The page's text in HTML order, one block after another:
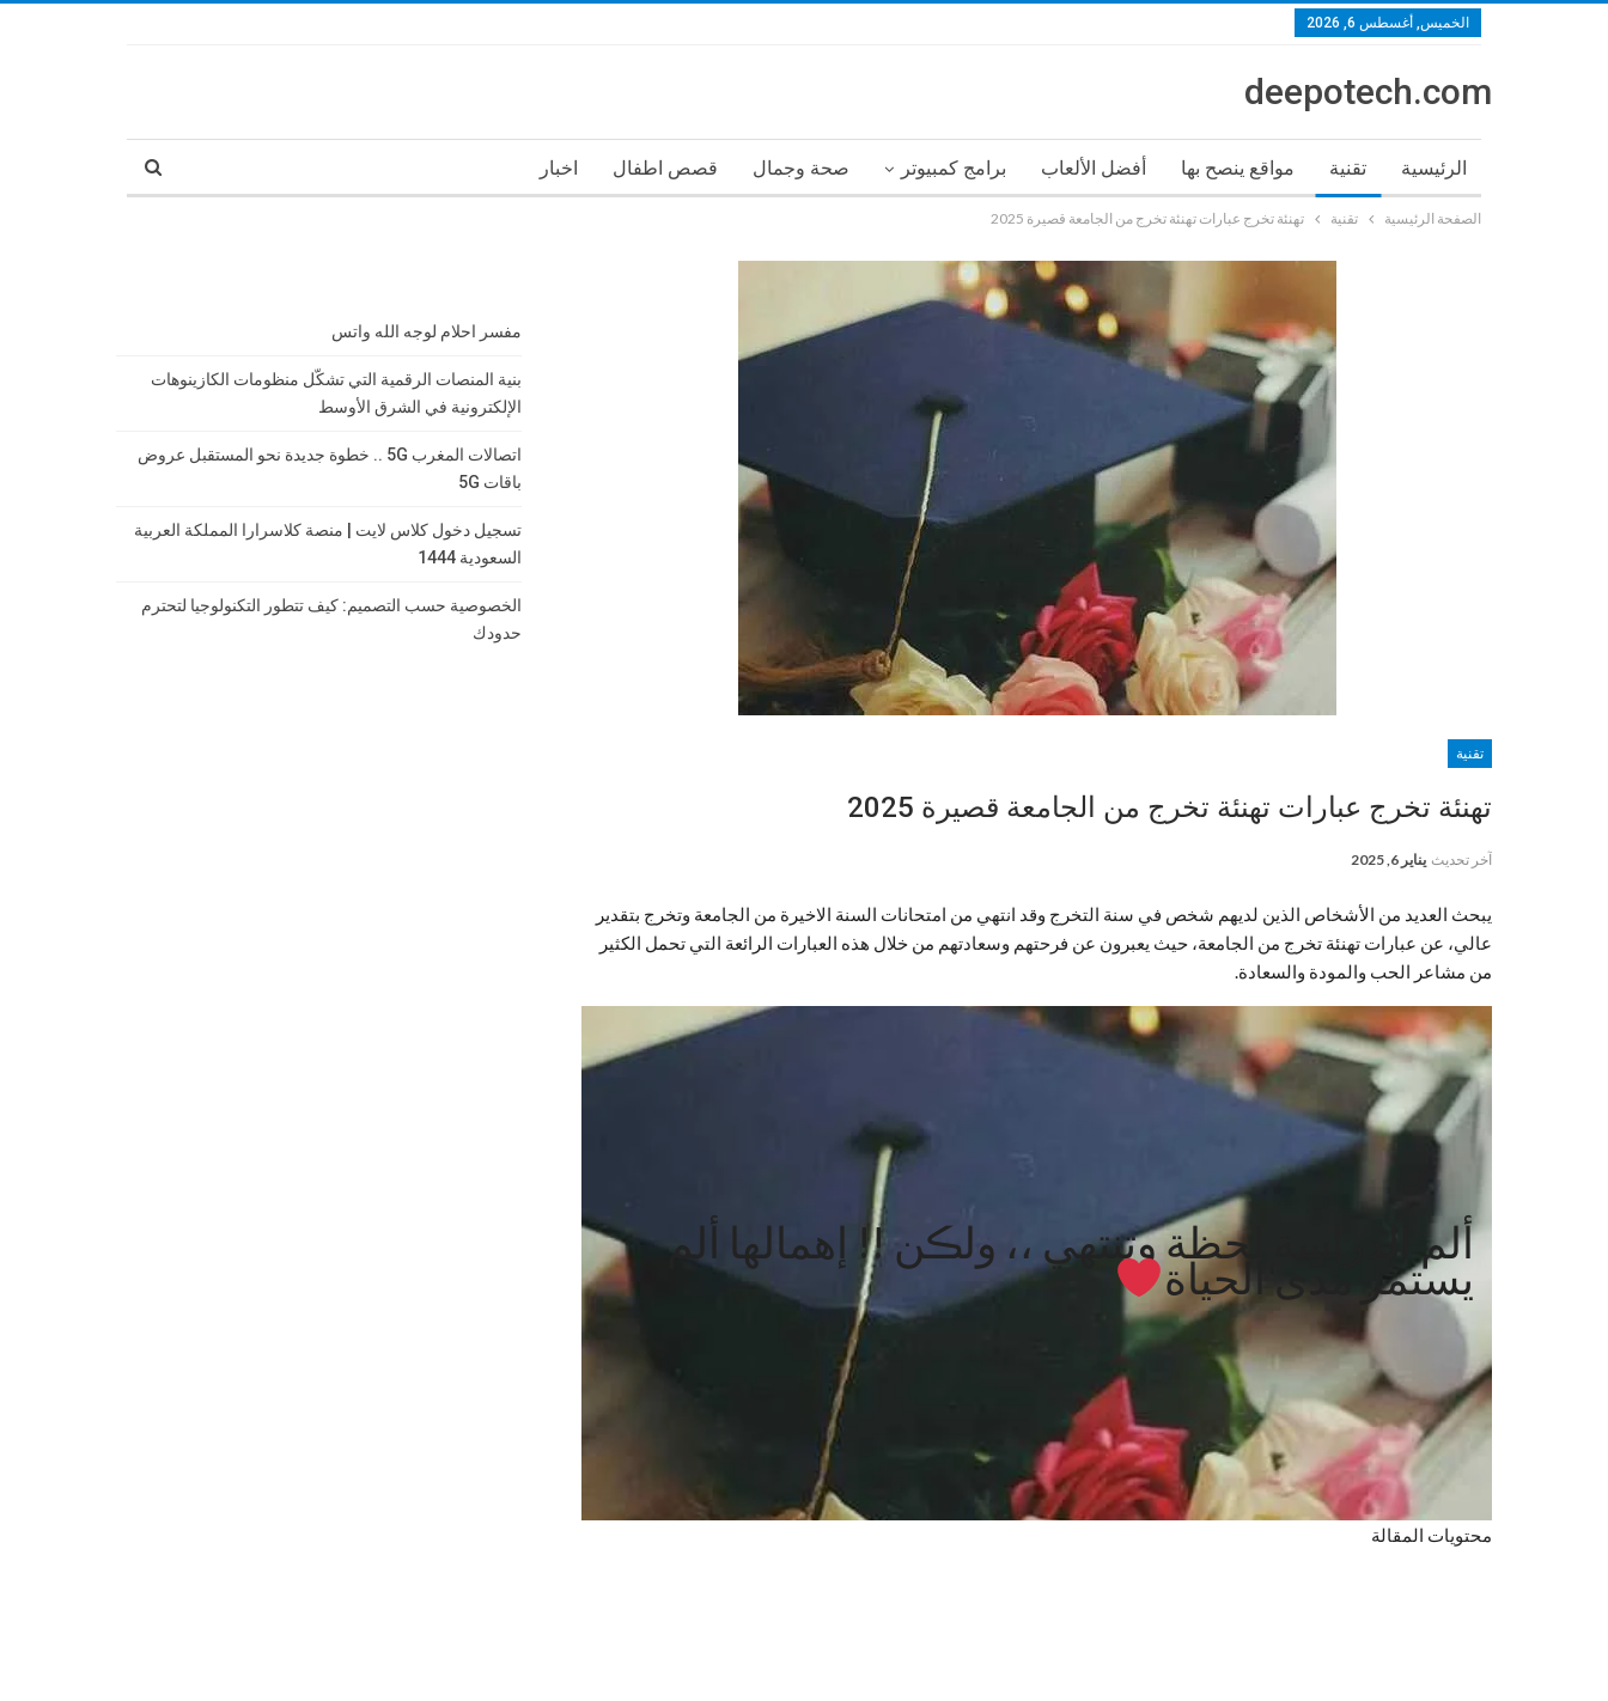
الخميس, أغسطس 6, 2026
deepotech.com
الرئيسية تقنية مواقع ينصح بها أفضل الألعاب برامج كمبيوتر صحة وجمال قصص اطفال اخبار
الصفحة الرئيسية تقنية تهنئة تخرج عبارات تهنئة تخرج من الجامعة قصيرة 2025
تقنية
تهنئة تخرج عبارات تهنئة تخرج من الجامعة قصيرة 2025
آخر تحديث يناير 6, 2025
يبحث العديد من الأشخاص الذين لديهم شخص في سنة التخرج وقد انتهي من امتحانات السنة الاخيرة من الجامعة وتخرج بتقدير
عالي، عن عبارات تهنئة تخرج من الجامعة، حيث يعبرون عن فرحتهم وسعادتهم من خلال هذه العبارات الرائعة التي تحمل الكثير
من مشاعر الحب والمودة والسعادة.
ألم الدراسة لحظة وتنتهي ،، ولڪن !! إهمالها ألم
يستمر مدى الحياة
محتويات المقالة
مفسر احلام لوجه الله واتس
بنية المنصات الرقمية التي تشكّل منظومات الكازينوهات
الإلكترونية في الشرق الأوسط
اتصالات المغرب 5G .. خطوة جديدة نحو المستقبل عروض
باقات 5G
تسجيل دخول كلاس لايت | منصة كلاسرارا المملكة العربية
السعودية 1444
الخصوصية حسب التصميم: كيف تتطور التكنولوجيا لتحترم
حدودك